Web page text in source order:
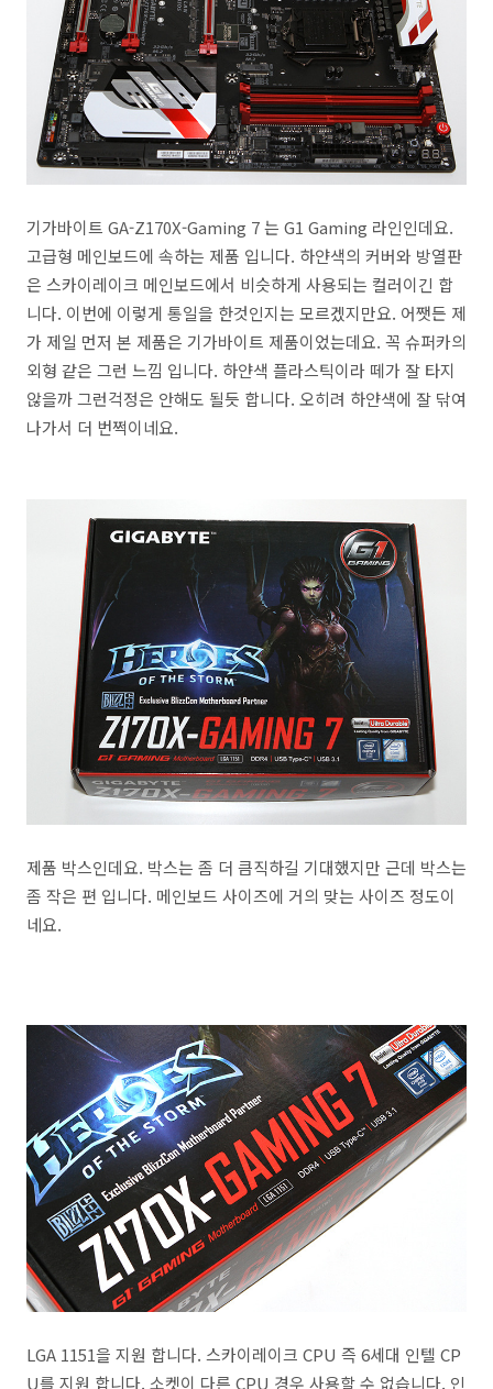
기가바이트 GA-Z170X-Gaming 7 는 G1 Gaming 라인인데요.
고급형 메인보드에 속하는 제품 입니다. 하얀색의 커버와 방열판
은 스카이레이크 메인보드에서 비슷하게 사용되는 컬러이긴 합
니다. 이번에 이렇게 통일을 한것인지는 모르겠지만요. 어쨋든 제
가 제일 먼저 본 제품은 기가바이트 제품이었는데요. 꼭 슈퍼카의
외형 같은 그런 느낌 입니다. 하얀색 플라스틱이라 떼가 잘 타지
않을까 그런걱정은 안해도 될듯 합니다. 오히려 하얀색에 잘 닦여
나가서 더 번쩍이네요.
제품 박스인데요. 박스는 좀 더 큼직하길 기대했지만 근데 박스는
좀 작은 편 입니다. 메인보드 사이즈에 거의 맞는 사이즈 정도이
네요.
LGA 1151을 지원 합니다. 스카이레이크 CPU 즉 6세대 인텔 CP
U를 지원 합니다. 소켓이 다른 CPU 경우 사용할 수 없습니다. 인